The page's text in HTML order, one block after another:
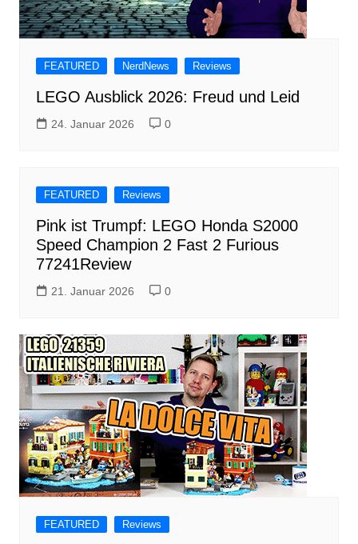
FEATURED NerdNews Reviews
LEGO Ausblick 2026: Freud und Leid
24. Januar 2026 0
FEATURED Reviews
Pink ist Trumpf: LEGO Honda S2000
Speed Champion 2 Fast 2 Furious
77241Review
21. Januar 2026 0
FEATURED Reviews